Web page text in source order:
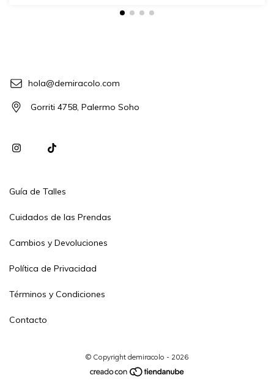
hola@demiracolo.com
Gorriti 4758, Palermo Soho
Guía de Talles
Cuidados de las Prendas
Cambios y Devoluciones
Política de Privacidad
Términos y Condiciones
Contacto
© Copyright demiracolo - 2026